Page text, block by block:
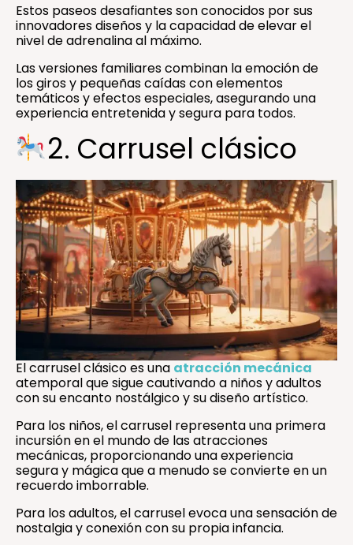
Estos paseos desafiantes son conocidos por sus
innovadores diseños y la capacidad de elevar el
nivel de adrenalina al máximo.
Las versiones familiares combinan la emoción de
los giros y pequeñas caídas con elementos
temáticos y efectos especiales, asegurando una
experiencia entretenida y segura para todos.
2. Carrusel clásico
El carrusel clásico es una atracción mecánica
atemporal que sigue cautivando a niños y adultos
con su encanto nostálgico y su diseño artístico.
Para los niños, el carrusel representa una primera
incursión en el mundo de las atracciones
mecánicas, proporcionando una experiencia
segura y mágica que a menudo se convierte en un
recuerdo imborrable.
Para los adultos, el carrusel evoca una sensación de
nostalgia y conexión con su propia infancia.